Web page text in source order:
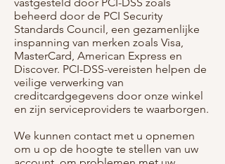
beheerd door de PCI Security
Standards Council, een gezamenlijke
inspanning van merken zoals Visa,
MasterCard, American Express en
Discover. PCI-DSS-vereisten helpen de
veilige verwerking van
creditcardgegevens door onze winkel
en zijn serviceproviders te waarborgen.
We kunnen contact met u opnemen
om u op de hoogte te stellen van uw